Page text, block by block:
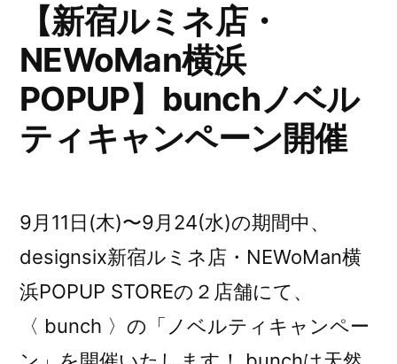
ー
ト！”
の
【新宿ルミネ店・
NEWoMan横浜
POPUP】bunchノベル
ティキャンペーン開催
9月11日(木)〜9月24(水)の期間中、
designsix新宿ルミネ店・NEWoMan横
浜POPUP STOREの２店舗にて、
〈 bunch 〉の「ノベルティキャンペー